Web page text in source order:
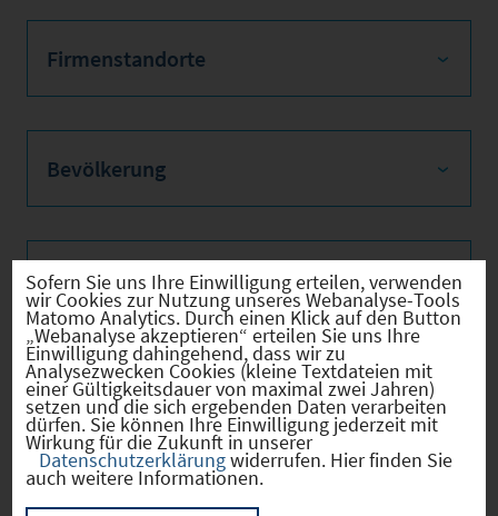
Firmenstandorte
Bevölkerung
Sozialvers. Beschäftigte
Verkehrsinfrastruktur
Sofern Sie uns Ihre Einwilligung erteilen, verwenden
wir Cookies zur Nutzung unseres Webanalyse-Tools
Matomo Analytics. Durch einen Klick auf den Button
„Webanalyse akzeptieren“ erteilen Sie uns Ihre
Einwilligung dahingehend, dass wir zu
Analysezwecken Cookies (kleine Textdateien mit
einer Gültigkeitsdauer von maximal zwei Jahren)
setzen und die sich ergebenden Daten verarbeiten
dürfen. Sie können Ihre Einwilligung jederzeit mit
Wirkung für die Zukunft in unserer
Datenschutzerklärungwiderrufen. Hier finden Sie
auch weitere Informationen.